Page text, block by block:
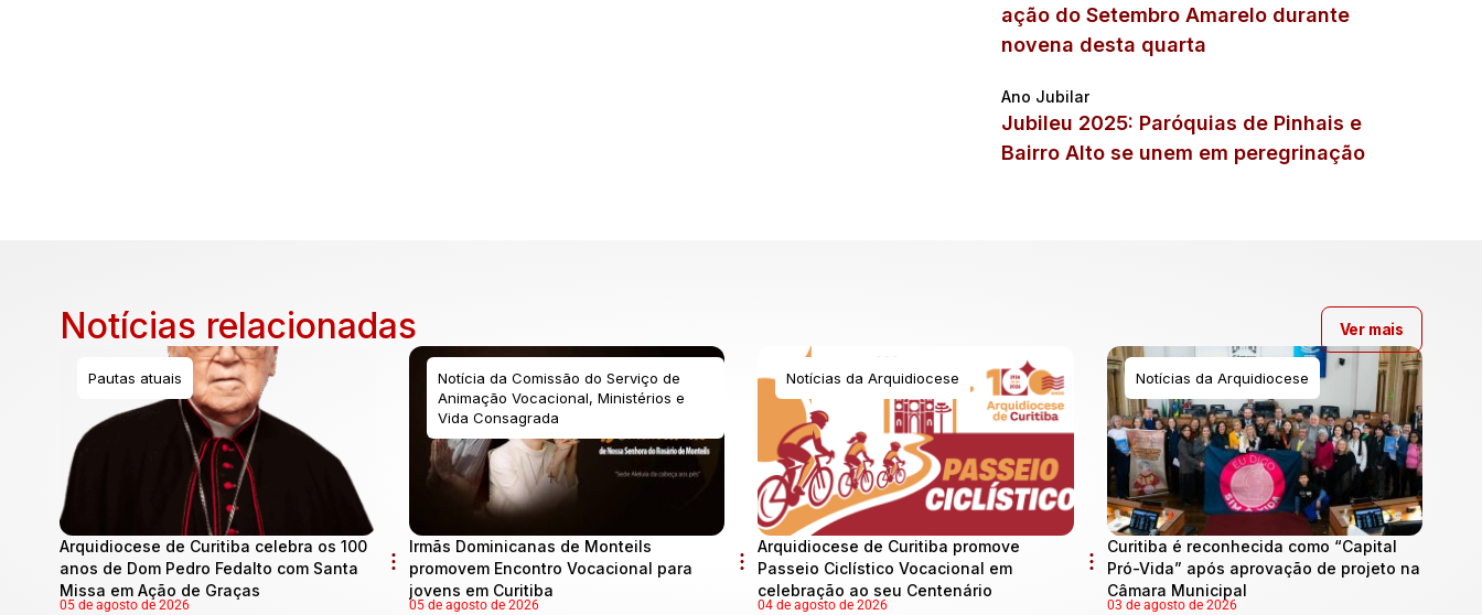
ação do Setembro Amarelo durante
novena desta quarta
Ano Jubilar
Jubileu 2025: Paróquias de Pinhais e
Bairro Alto se unem em peregrinação
Notícias relacionadas
Pautas atuais
Arquidiocese de Curitiba celebra os 100
anos de Dom Pedro Fedalto com Santa
Missa em Ação de Graças
05 de agosto de 2026
Notícia da Comissão do Serviço de
Animação Vocacional, Ministérios e
Vida Consagrada
Irmãs Dominicanas de Monteils
promovem Encontro Vocacional para
jovens em Curitiba
05 de agosto de 2026
Notícias da Arquidiocese
Arquidiocese de Curitiba promove
Passeio Ciclístico Vocacional em
celebração ao seu Centenário
04 de agosto de 2026
Notícias da Arquidiocese
Curitiba é reconhecida como “Capital
Pró-Vida” após aprovação de projeto na
Câmara Municipal
03 de agosto de 2026
Ver mais